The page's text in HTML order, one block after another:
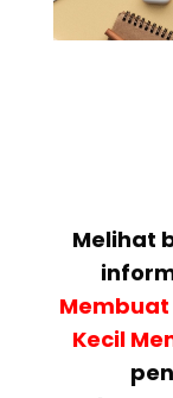
Melihat
Kecil